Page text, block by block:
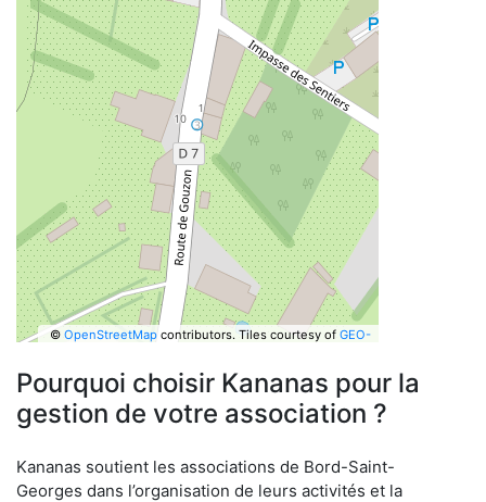
© OpenStreetMapcontributors. Tiles courtesy of GEO-
Pourquoi choisir Kananas pour la
gestion de votre association ?
Kananas soutient les associations de Bord-Saint-
Georges dans l’organisation de leurs activités et la